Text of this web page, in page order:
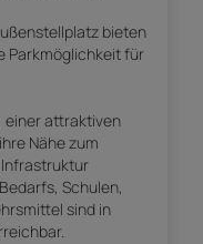
bieten
Parkmöglichkeit für
einer attraktiven
Nähe zum
Schulen,
sind in